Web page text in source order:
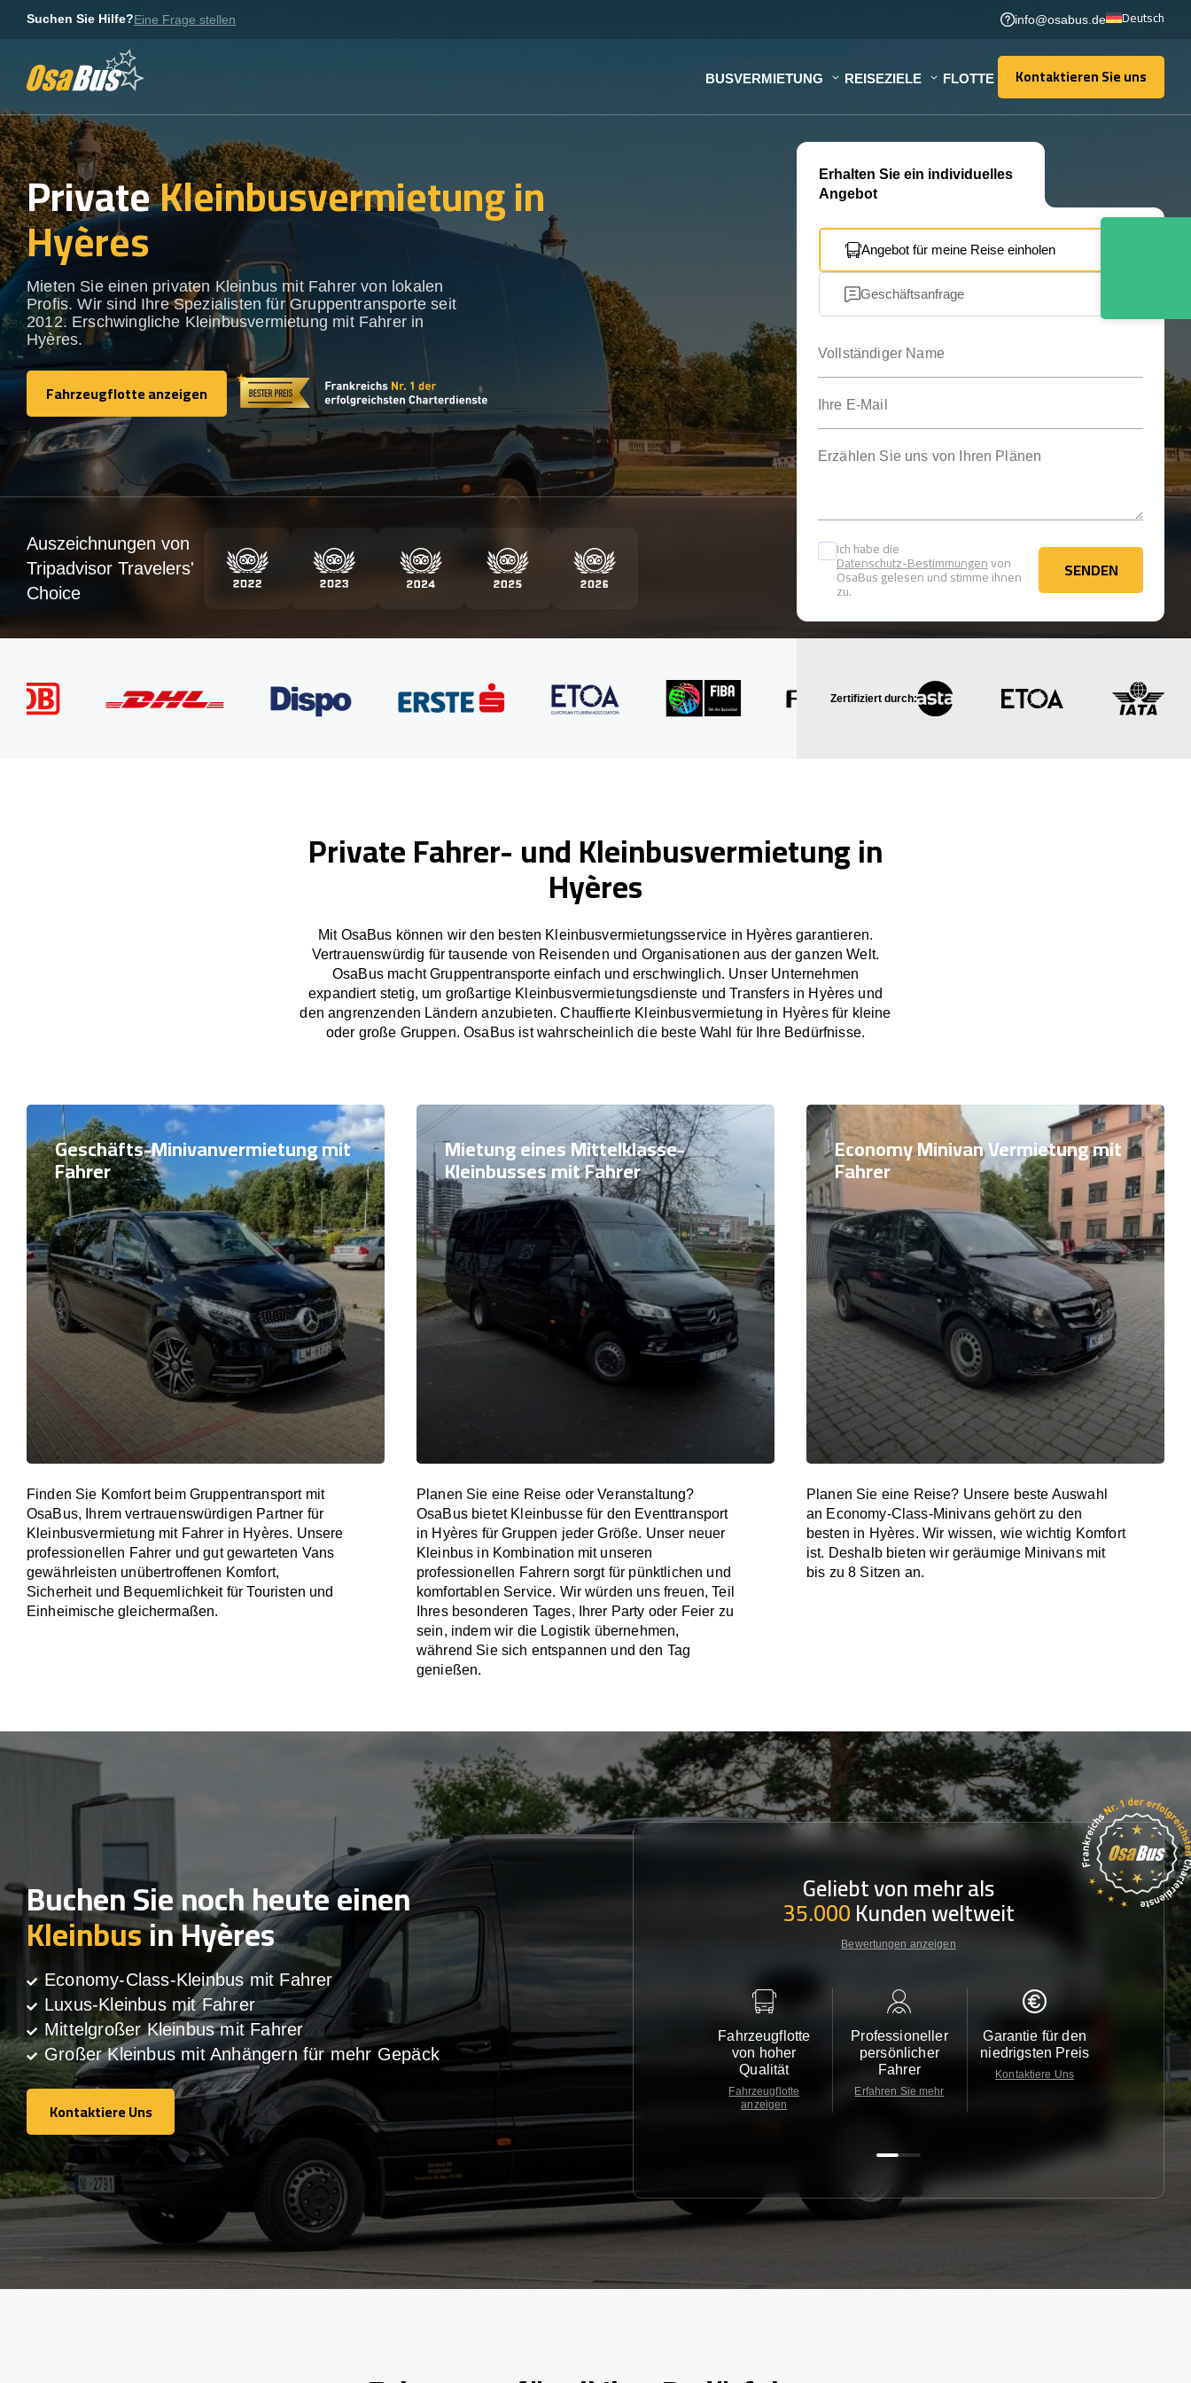
Suchen Sie Hilfe?Eine Frage stellen info@osabus.de Deutsch
BUSVERMIETUNG REISEZIELE FLOTTE Kontaktieren Sie uns
Kontaktieren Sie uns
PrivateKleinbusvermietung in
Hyères
Mieten Sie einen privaten Kleinbus mit Fahrer von lokalen
Profis. Wir sind Ihre Spezialisten für Gruppentransporte seit
2012. Erschwingliche Kleinbusvermietung mit Fahrer in
Hyères.
Fahrzeugflotte anzeigen
Fahrzeugflotte anzeigen
Erhalten Sie ein individuelles
Angebot
Angebot für meine Reise einholen
Geschäftsanfrage
Ich habe die
Datenschutz-Bestimmungenvon
OsaBus gelesen und stimme ihnen
zu.
SENDEN
SENDEN
Auszeichnungen von
Tripadvisor Travelers'
Choice
Zertifiziert durch:
Private Fahrer- und Kleinbusvermietung in
Hyères
Mit OsaBus können wir den besten Kleinbusvermietungsservice in Hyères garantieren.
Vertrauenswürdig für tausende von Reisenden und Organisationen aus der ganzen Welt.
OsaBus macht Gruppentransporte einfach und erschwinglich. Unser Unternehmen
expandiert stetig, um großartige Kleinbusvermietungsdienste und Transfers in Hyères und
den angrenzenden Ländern anzubieten. Chauffierte Kleinbusvermietung in Hyères für kleine
oder große Gruppen. OsaBus ist wahrscheinlich die beste Wahl für Ihre Bedürfnisse.
Geschäfts-Minivanvermietung mit
Fahrer
Finden Sie Komfort beim Gruppentransport mit
OsaBus, Ihrem vertrauenswürdigen Partner für
Kleinbusvermietung mit Fahrer in Hyères. Unsere
professionellen Fahrer und gut gewarteten Vans
gewährleisten unübertroffenen Komfort,
Sicherheit und Bequemlichkeit für Touristen und
Einheimische gleichermaßen.
Mietung eines Mittelklasse-
Kleinbusses mit Fahrer
Planen Sie eine Reise oder Veranstaltung?
OsaBus bietet Kleinbusse für den Eventtransport
in Hyères für Gruppen jeder Größe. Unser neuer
Kleinbus in Kombination mit unseren
professionellen Fahrern sorgt für pünktlichen und
komfortablen Service. Wir würden uns freuen, Teil
Ihres besonderen Tages, Ihrer Party oder Feier zu
sein, indem wir die Logistik übernehmen,
während Sie sich entspannen und den Tag
genießen.
Economy Minivan Vermietung mit
Fahrer
Planen Sie eine Reise? Unsere beste Auswahl
an Economy-Class-Minivans gehört zu den
besten in Hyères. Wir wissen, wie wichtig Komfort
ist. Deshalb bieten wir geräumige Minivans mit
bis zu 8 Sitzen an.
Buchen Sie noch heute einen
Kleinbusin Hyères
Economy-Class-Kleinbus mit Fahrer
Luxus-Kleinbus mit Fahrer
Mittelgroßer Kleinbus mit Fahrer
Großer Kleinbus mit Anhängern für mehr Gepäck
Kontaktiere Uns
Kontaktiere Uns
Geliebt von mehr als
35.000Kunden weltweit
Bewertungen anzeigen
Fahrzeugflotte
von hoher
Qualität
Fahrzeugflotte
anzeigen
Professioneller
persönlicher
Fahrer
Erfahren Sie mehr
Garantie für den
niedrigsten Preis
Kontaktiere Uns Kontaktiere